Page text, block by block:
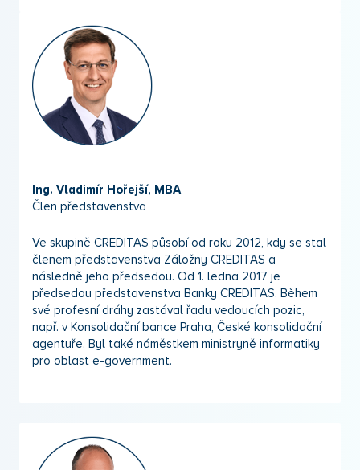
Ing. Vladimír Hořejší, MBA
Člen představenstva
Ve skupině CREDITAS působí od roku 2012, kdy se stal
členem představenstva Záložny CREDITAS a
následně jeho předsedou. Od 1. ledna 2017 je
předsedou představenstva Banky CREDITAS. Během
své profesní dráhy zastával řadu vedoucích pozic,
např. v Konsolidační bance Praha, České konsolidační
agentuře. Byl také náměstkem ministryně informatiky
pro oblast e-government.